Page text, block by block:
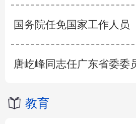
国务院任免国家工作人员
唐屹峰同志任广东省委委
教育